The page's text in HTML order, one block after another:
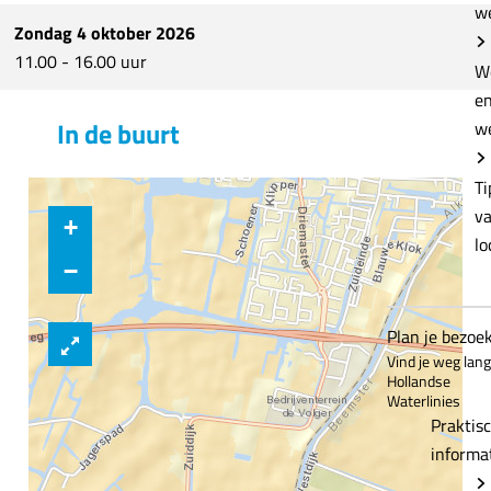
Plan je
Vind je weg
Hollandse
Waterlinies
p
i
k
r
o
z
e
f
j
S
i
k
o
l
f
Zondag 4 oktober 2026
11.00 - 16.00 uur
In de buurt
+
−